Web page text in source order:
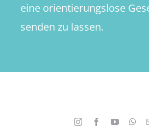
eine orientierungslose
senden zu lassen.